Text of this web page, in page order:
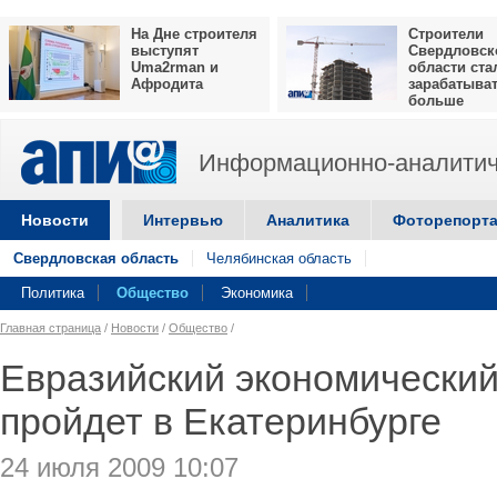
На Дне строителя
выступят
Uma2rman и
Афродита
Строители
области
больше
Информационно-
Новости Интервью Аналитика
Свердловская область Челябинская область
Политика Общество Экономика
Главная страница / Новости / Общество /
Евразийский
пройдет в Екатеринбурге
24 июля 2009 10:07